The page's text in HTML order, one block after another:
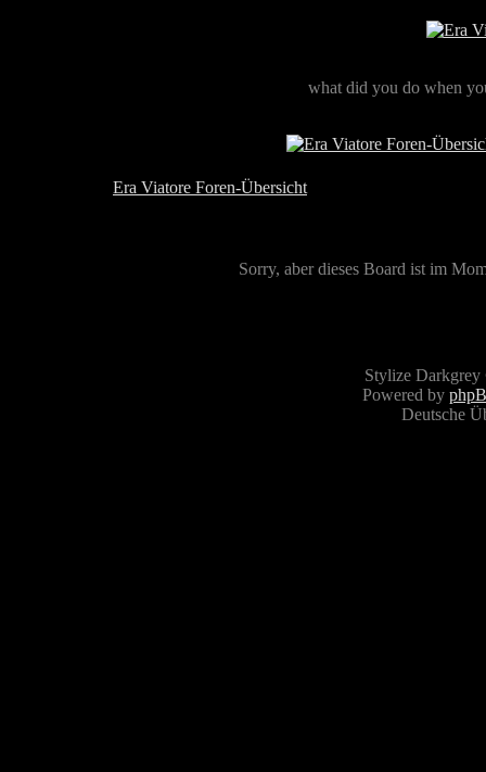
what did you do when
Era Viatore Foren-Übersicht
Sorry, aber dieses Board ist im
Stylize
Powered by
Deutsche